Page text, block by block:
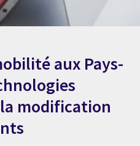
aux Pays-
modification